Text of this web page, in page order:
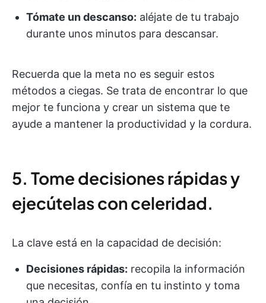
Tómate un descanso: aléjate de tu trabajo
durante unos minutos para descansar.
Recuerda que la meta no es seguir estos
métodos a ciegas. Se trata de encontrar lo que
mejor te funciona y crear un sistema que te
ayude a mantener la productividad y la cordura.
5. Tome decisiones rápidas y
ejecútelas con celeridad.
La clave está en la capacidad de decisión:
Decisiones rápidas: recopila la información
que necesitas, confía en tu instinto y toma